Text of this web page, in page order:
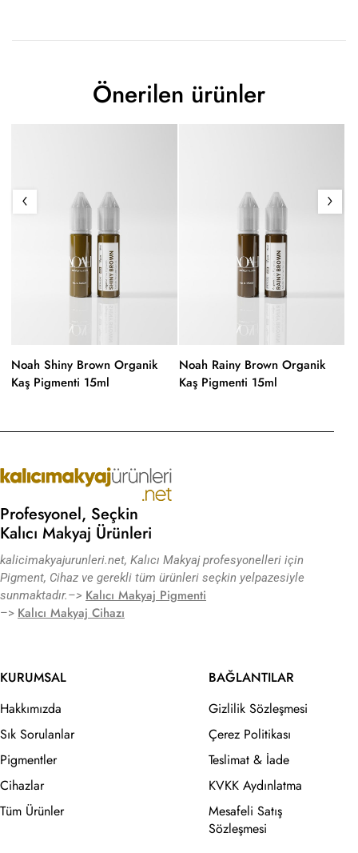
Önerilen ürünler
Noah Shiny Brown Organik
Kaş Pigmenti 15ml
Noah Rainy Brown Organik
Kaş Pigmenti 15ml
Profesyonel, Seçkin
Kalıcı Makyaj Ürünleri
kalicimakyajurunleri.net, Kalıcı Makyaj profesyonelleri için
Pigment, Cihaz ve gerekli tüm ürünleri seçkin yelpazesiyle
sunmaktadır.–> Kalıcı Makyaj Pigmenti
–> Kalıcı Makyaj Cihazı
KURUMSAL
Hakkımızda
Sık Sorulanlar
Pigmentler
Cihazlar
Tüm Ürünler
BAĞLANTILAR
Gizlilik Sözleşmesi
Çerez Politikası
Teslimat & İade
KVKK Aydınlatma
Mesafeli Satış
Sözleşmesi